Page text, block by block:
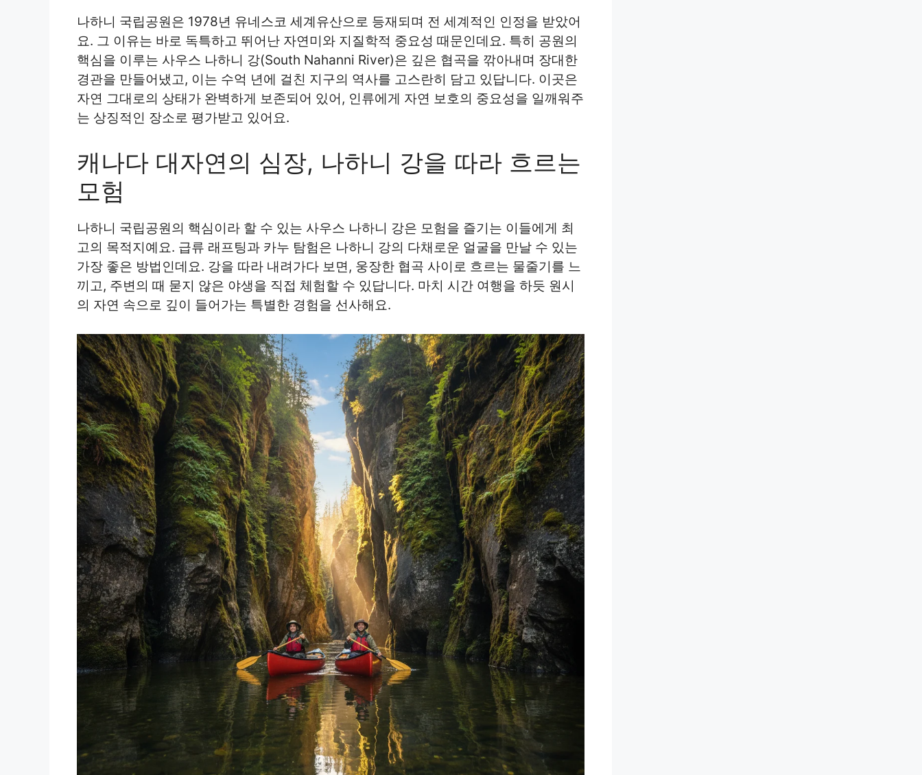
나하니 국립공원은 1978년 유네스코 세계유산으로 등재되며 전 세계적인 인정을 받았어
요. 그 이유는 바로 독특하고 뛰어난 자연미와 지질학적 중요성 때문인데요. 특히 공원의
핵심을 이루는 사우스 나하니 강(South Nahanni River)은 깊은 협곡을 깎아내며 장대한
경관을 만들어냈고, 이는 수억 년에 걸친 지구의 역사를 고스란히 담고 있답니다. 이곳은
자연 그대로의 상태가 완벽하게 보존되어 있어, 인류에게 자연 보호의 중요성을 일깨워주
는 상징적인 장소로 평가받고 있어요.
캐나다 대자연의 심장, 나하니 강을 따라 흐르는
모험
나하니 국립공원의 핵심이라 할 수 있는 사우스 나하니 강은 모험을 즐기는 이들에게 최
고의 목적지예요. 급류 래프팅과 카누 탐험은 나하니 강의 다채로운 얼굴을 만날 수 있는
가장 좋은 방법인데요. 강을 따라 내려가다 보면, 웅장한 협곡 사이로 흐르는 물줄기를 느
끼고, 주변의 때 묻지 않은 야생을 직접 체험할 수 있답니다. 마치 시간 여행을 하듯 원시
의 자연 속으로 깊이 들어가는 특별한 경험을 선사해요.